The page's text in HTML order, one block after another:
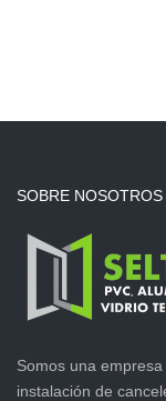
Edificios
SOBRE NOSOTROS
Somos una
instalación de